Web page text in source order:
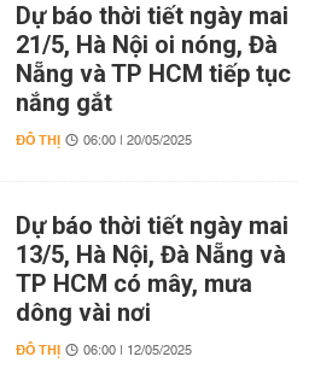
Dự báo thời tiết ngày mai
21/5, Hà Nội oi nóng, Đà
Nẵng và TP HCM tiếp tục
nắng gắt
ĐÔ THỊ 06:00 | 20/05/2025
Dự báo thời tiết ngày mai
13/5, Hà Nội, Đà Nẵng và
TP HCM có mây, mưa
dông vài nơi
ĐÔ THỊ 06:00 | 12/05/2025